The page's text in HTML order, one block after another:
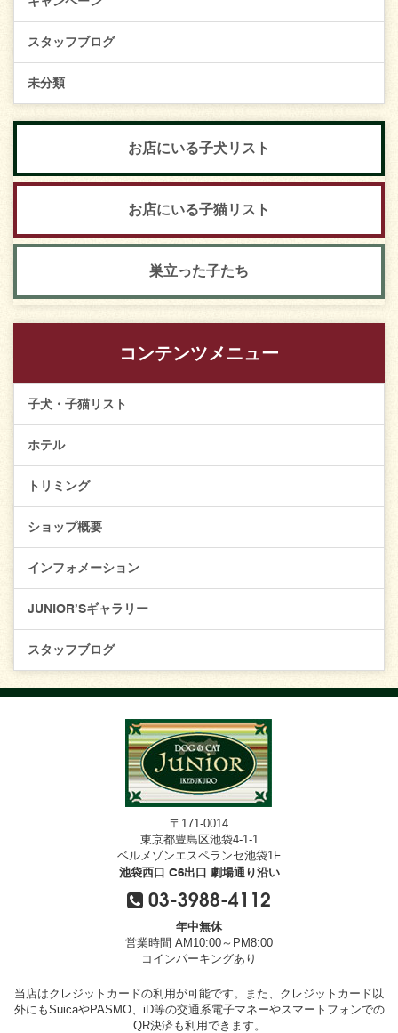
スタッフブログ
未分類
お店にいる子犬リスト
お店にいる子猫リスト
巣立った子たち
コンテンツメニュー
子犬・子猫リスト
ホテル
トリミング
ショップ概要
インフォメーション
JUNIOR’Sギャラリー
スタッフブログ
〒171-0014
東京都豊島区池袋4-1-1
ベルメゾンエスペランセ池袋1F
池袋西口 C6出口 劇場通り沿い
03-3988-4112
年中無休
営業時間 AM10:00～PM8:00
コインパーキングあり
当店はクレジットカードの利用が可能です。また、クレジットカード以
外にもSuicaやPASMO、iD等の交通系電子マネーやスマートフォンでの
QR決済も利用できます。